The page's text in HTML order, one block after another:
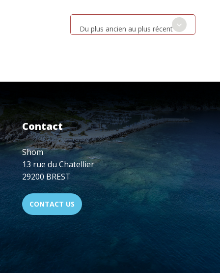
Du plus ancien au plus récent
Contact
Shom
13 rue du Chatellier
29200 BREST
CONTACT US